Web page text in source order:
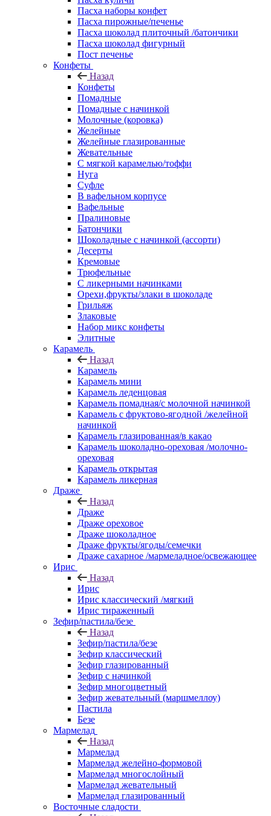
Пасха наборы конфет
Пасха пирожные/печенье
Пасха шоколад плиточный /батончики
Пасха шоколад фигурный
Пост печенье
Конфеты
Назад
Конфеты
Помадные
Помадные с начинкой
Молочные (коровка)
Желейные
Желейные глазированные
Жевательные
С мягкой карамелью/тоффи
Нуга
Суфле
В вафельном корпусе
Вафельные
Пралиновые
Батончики
Шоколадные с начинкой (ассорти)
Десерты
Кремовые
Трюфельные
С ликерными начинками
Орехи,фрукты/злаки в шоколаде
Грильяж
Злаковые
Набор микс конфеты
Элитные
Карамель
Назад
Карамель
Карамель мини
Карамель леденцовая
Карамель помадная/с молочной начинкой
Карамель с фруктово-ягодной /желейной
начинкой
Карамель глазированная/в какао
Карамель шоколадно-ореховая /молочно-
ореховая
Карамель открытая
Карамель ликерная
Драже
Назад
Драже
Драже ореховое
Драже шоколадное
Драже фрукты/ягоды/семечки
Драже сахарное /мармеладное/освежающее
Ирис
Назад
Ирис
Ирис классический /мягкий
Ирис тираженный
Зефир/пастила/безе
Назад
Зефир/пастила/безе
Зефир классический
Зефир глазированный
Зефир с начинкой
Зефир многоцветный
Зефир жевательный (маршмеллоу)
Пастила
Безе
Мармелад
Назад
Мармелад
Мармелад желейно-формовой
Мармелад многослойный
Мармелад жевательный
Мармелад глазированный
Восточные сладости